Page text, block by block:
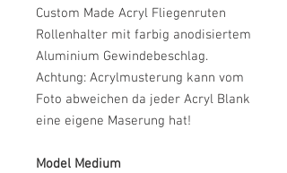
Custom Made Acryl Fliegenruten
Rollenhalter mit farbig anodisiertem
Aluminium Gewindebeschlag.
Achtung: Acrylmusterung kann vom
Foto abweichen da jeder Acryl Blank
eine eigene Maserung hat!
Model Medium